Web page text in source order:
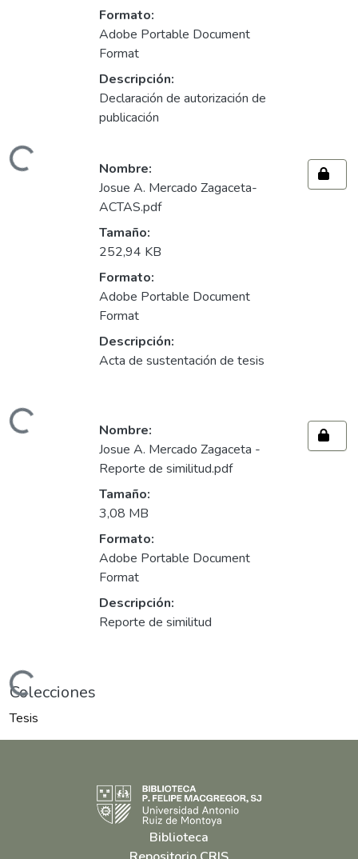
Formato:
Adobe Portable Document
Format
Descripción:
Declaración de autorización de
publicación
Nombre:
Josue A. Mercado Zagaceta-
ACTAS.pdf
Tamaño:
252,94 KB
Formato:
Adobe Portable Document
Format
Descripción:
Acta de sustentación de tesis
Nombre:
Josue A. Mercado Zagaceta -
Reporte de similitud.pdf
Tamaño:
3,08 MB
Formato:
Adobe Portable Document
Format
Descripción:
Reporte de similitud
Colecciones
Tesis
Biblioteca